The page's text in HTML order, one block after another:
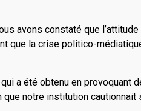
avons constaté que
que la crise politico-
a été obtenu en provoquant
notre institution